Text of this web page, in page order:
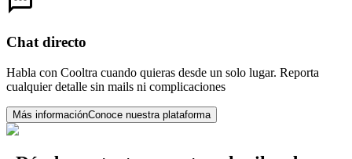
Chat directo
Habla con Cooltra cuando quieras desde un solo lugar. Reporta
cualquier detalle sin mails ni complicaciones
Más informaciónConoce nuestra plataforma